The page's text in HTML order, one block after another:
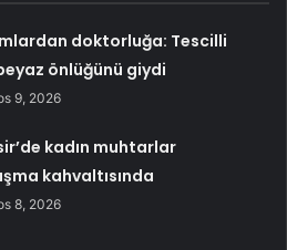
doktorluğa: Tescilli
önlüğünü giydi
9, 2026
kadın muhtarlar
kahvaltısında
8, 2026